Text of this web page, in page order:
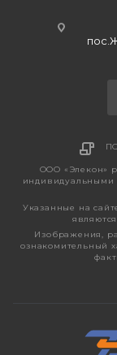
ООО «Элекон»
индивидуальными
Указанные на
Изображения,
ознакомительный